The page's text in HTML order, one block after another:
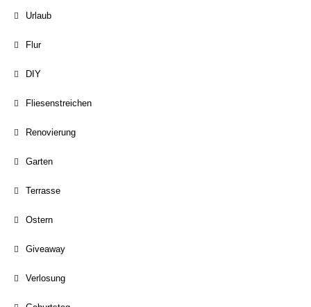
Urlaub
Flur
DIY
Fliesenstreichen
Renovierung
Garten
Terrasse
Ostern
Giveaway
Verlosung